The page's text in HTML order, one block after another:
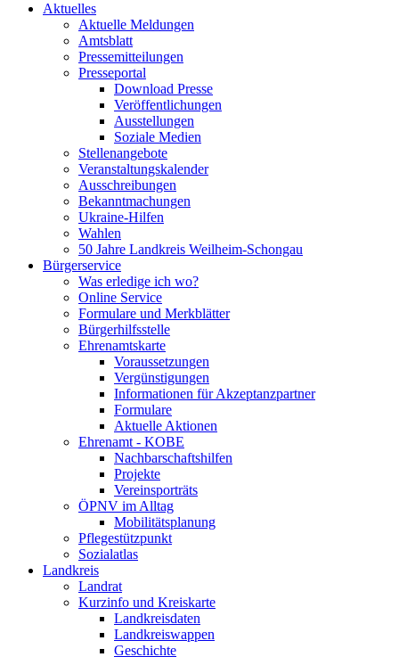
Aktuelles
Aktuelle Meldungen
Amtsblatt
Pressemitteilungen
Presseportal
Download Presse
Veröffentlichungen
Ausstellungen
Soziale Medien
Stellenangebote
Veranstaltungskalender
Ausschreibungen
Bekanntmachungen
Ukraine-Hilfen
Wahlen
50 Jahre Landkreis Weilheim-Schongau
Bürgerservice
Was erledige ich wo?
Online Service
Formulare und Merkblätter
Bürgerhilfsstelle
Ehrenamtskarte
Voraussetzungen
Vergünstigungen
Informationen für Akzeptanzpartner
Formulare
Aktuelle Aktionen
Ehrenamt - KOBE
Nachbarschaftshilfen
Projekte
Vereinsporträts
ÖPNV im Alltag
Mobilitätsplanung
Pflegestützpunkt
Sozialatlas
Landkreis
Landrat
Kurzinfo und Kreiskarte
Landkreisdaten
Landkreiswappen
Geschichte